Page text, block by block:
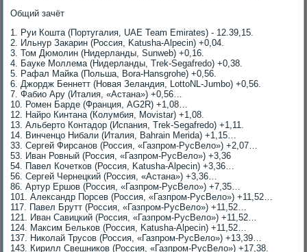
Общий зачёт
1. Руи Кошта (Португалия, UAE Team Emirates) - 12.39,15.
2. Ильнур Закарин (Россия, Katusha-Alpecin) +0,04.
3. Том Дюмолин (Нидерланды, Sunweb) +0,16.
4. Бауке Моллема (Нидерланды, Trek-Segafredo) +0,38.
5. Рафал Майка (Польша, Bora-Hansgrohe) +0,56.
6. Джордж Беннетт (Новая Зеландия, LottoNL-Jumbo) +0,56.
7. Фабио Ару (Италия, «Астана») +0,56…
10. Ромен Барде (Франция, AG2R) +1,08…
12. Найро Кинтана (Колумбия, Movistar) +1,08.
13. Альберто Контадор (Испания, Trek-Segafredo) +1,11.
14. Винченцо Нибали (Италия, Bahrain Merida) +1,15…
33. Сергей Фирсанов (Россия, «Газпром-РусВело») +2,07…
53. Иван Ровный (Россия, «Газпром-РусВело») +3,36
54. Павел Кочетков (Россия, Katusha-Alpecin) +3,36…
56. Сергей Чернецкий (Россия, «Астана») +3,36…
86. Артур Ершов (Россия, «Газпром-РусВело») +7,35…
101. Александр Порсев (Россия, «Газпром-РусВело») +11,52…
117. Павел Брутт (Россия, «Газпром-РусВело») +11,52…
121. Иван Савицкий (Россия, «Газпром-РусВело») +11,52…
124. Максим Бельков (Россия, Katusha-Alpecin) +11,52…
137. Николай Трусов (Россия, «Газпром-РусВело») +13,39…
143. Кирилл Свешников (Россия, «Газпром-РусВело») +17,38.